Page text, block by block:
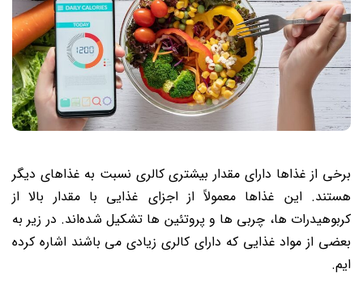
برخی از غذاها دارای مقدار بیشتری کالری نسبت به غذاهای دیگر
هستند. این غذاها معمولاً از اجزای غذایی با مقدار بالا از
کربوهیدرات‌ ها، چربی ‌ها و پروتئین ‌ها تشکیل شده‌اند. در زیر به
بعضی از مواد غذایی که دارای کالری زیادی می باشند اشاره کرده
ایم.